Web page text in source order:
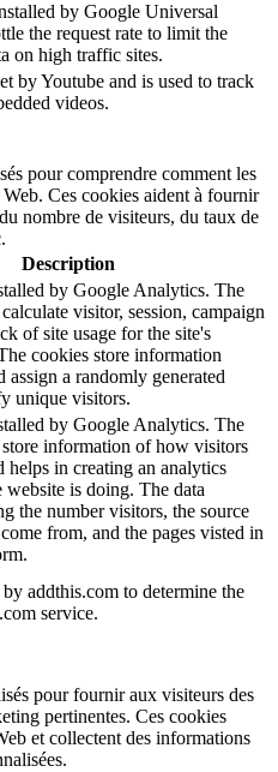
by Google Universal
the request rate to limit the
on high traffic sites.
by Youtube and is used to track
videos.
pour comprendre comment les
Ces cookies aident à fournir
nombre de visiteurs, du taux de
Description
by Google Analytics. The
visitor, session, campaign
of site usage for the site's
cookies store information
assign a randomly generated
unique visitors.
by Google Analytics. The
information of how visitors
helps in creating an analytics
is doing. The data
the number visitors, the source
from, and the pages visted in
addthis.com to determine the
service.
pour fournir aux visiteurs des
pertinentes. Ces cookies
et collectent des informations